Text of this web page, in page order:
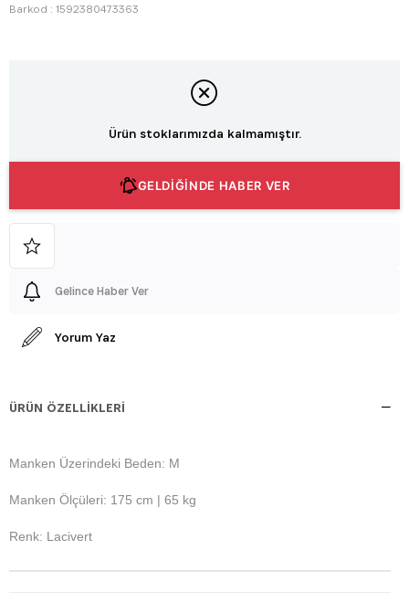
Barkod : 1592380473363
Ürün stoklarımızda kalmamıştır.
GELDİĞİNDE HABER VER
Gelince Haber Ver
Yorum Yaz
ÜRÜN ÖZELLIKLERI
Manken Üzerindeki Beden: M
Manken Ölçüleri: 175 cm | 65 kg
Renk: Lacivert